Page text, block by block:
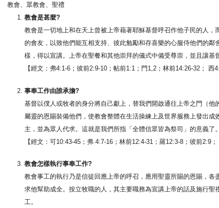
教會、眾教會、聖禮
教會是甚麼?
教會是一切地上和在天上曾被上帝藉著耶穌基督呼召作他子民的人
的會友，以致他們能互相支持、彼此勉勵和存喜樂的心服侍他們的
樣，得以宣講。上帝在聖餐和其他崇拜的儀式中備受尊崇，並且讓基
【經文：弗4:1-6；彼前2:9-10；帖前1:1；門1,2；林前14:26-32； 西
事奉工作由誰承擔?
基督以僕人或牧者的身分將自己獻上，替我們開啟通往上帝之門（
屬靈的恩賜裝備他們，使教會整體在生活操練上及世界服務上發出
主，並為眾人代求。這就是我們所指「全體信眾皆為祭司」的意義了
【經文：可10:43-45；弗 4:7-16；林前12:4-31；羅12:3-8；彼前2:9
教會怎樣執行事奉工作?
教會事工的執行乃是信徒回應上帝的呼召，應用聖靈所賜的恩賜，
求他幫助成全。按立牧職的人，其主要職務為宣講上帝的話及施行
工。